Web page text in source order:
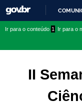
conteúdo
menu
Ir para o conteúdo 1 Ir para o
II